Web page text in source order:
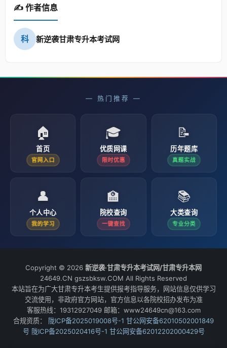
✍️ 作者信息
科 新逆袭甘肃专升本考试网
— 热门推荐 —
🏠
首页
官网入口
🎓
优质网课
限时优惠
📝
历年题库
真题实战
👤
个人中心
我的学习
🏫
院校查询
一键查找
📚
大类查询
专业分类
Copyright © 2026 新逆袭·甘肃专升本考试网/甘肃专升本网
24649.CN gszsbksw.COM All Rights Reserved
本站旨在为广大甘肃专升本考生提供报考指导服务，网站信息仅供学习
交流使用，非政府官方网站，官方信息以各院校招办发布为准
客服热线：19312927049 邮箱：www24649cn@163.com
合规资质：
陇ICP备2025019008号-1 甘公网安备62010502001849
号 陇ICP备2025020416号-1 甘公网安备62012202000429号